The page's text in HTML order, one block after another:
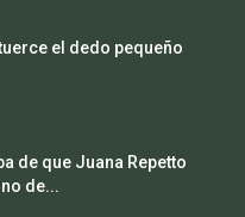
el dedo pequeño
de que Juana Repetto
de...